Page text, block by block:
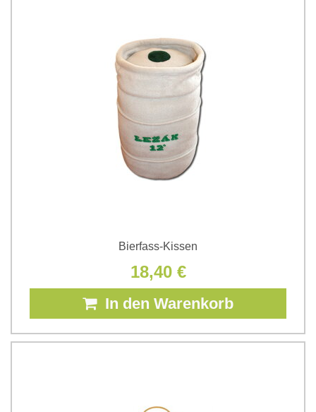
Bierfass-Kissen
18,40 €
In den Warenkorb